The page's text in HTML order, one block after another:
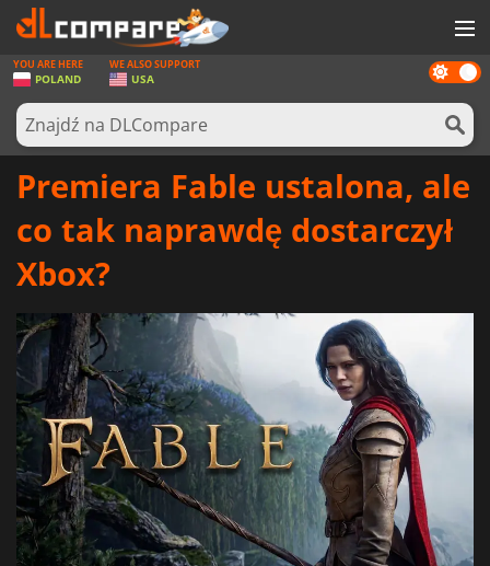
GRY
KARTY DO GIER
OPROGRAMOWANIE
SPRZĘT KOMPUTEROWY
ZALOGUJ SIĘ LUB ZAREJESTRUJ
Dark
mode
YOU ARE HERE
POLAND
WE ALSO SUPPORT
USA
Premiera Fable ustalona, ale
co tak naprawdę dostarczył
Xbox?